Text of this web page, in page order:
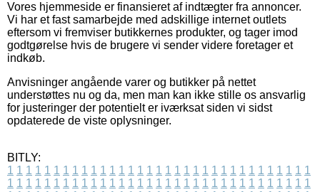
Vores hjemmeside er finansieret af indtægter fra annoncer.
Vi har et fast samarbejde med adskillige internet outlets
eftersom vi fremviser butikkernes produkter, og tager imod
godtgørelse hvis de brugere vi sender videre foretager et
indkøb.
Anvisninger angående varer og butikker på nettet
understøttes nu og da, men man kan ikke stille os ansvarlig
for justeringer der potentielt er iværksat siden vi sidst
opdaterede de viste oplysninger.
BITLY:
1 1 1 1 1 1 1 1 1 1 1 1 1 1 1 1 1 1 1 1 1 1 1 1 1 1 1 1 1 1 1 1 1
1 1 1 1 1 1 1 1 1 1 1 1 1 1 1 1 1 1 1 1 1 1 1 1 1 1 1 1 1 1 1 1 1